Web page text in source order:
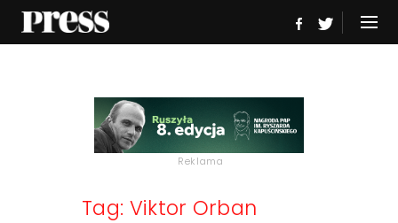
Reklama
Tag: Viktor Orban